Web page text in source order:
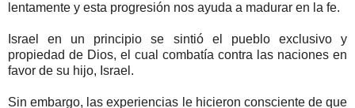
lentamente y esta progresión nos ayuda a madurar en la fe.
Israel en un principio se sintió el pueblo exclusivo y
propiedad de Dios, el cual combatía contra las naciones en
favor de su hijo, Israel.
Sin embargo, las experiencias le hicieron consciente de que